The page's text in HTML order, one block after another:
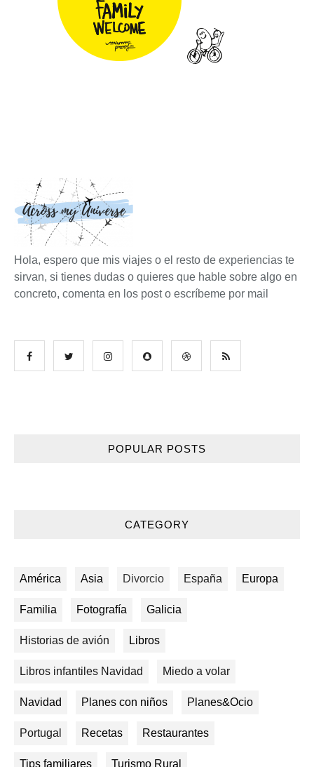
Hola, espero que mis viajes o el resto de experiencias te
sirvan, si tienes dudas o quieres que hable sobre algo en
concreto, comenta en los post o escríbeme por mail
POPULAR POSTS
CATEGORY
América Asia Divorcio España Europa
Familia Fotografía Galicia
Historias de avión Libros
Libros infantiles Navidad Miedo a volar
Navidad Planes con niños Planes&Ocio
Portugal Recetas Restaurantes
Tips familiares Turismo Rural